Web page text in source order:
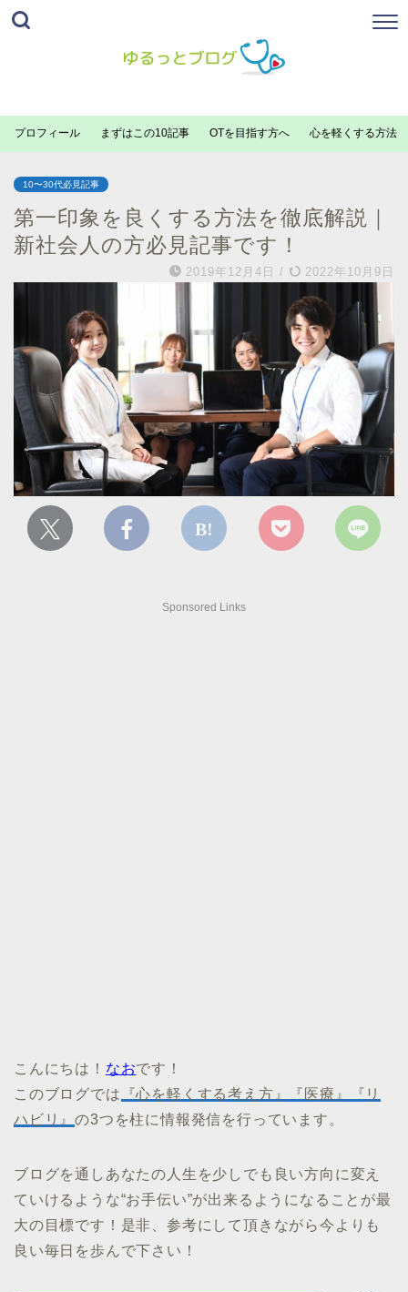
プロフィール まずはこの10記事 OTを目指す方へ 心を軽くする方法
10〜30代必見記事
第一印象を良くする方法を徹底解説｜
新社会人の方必見記事です！
2019年12月4日 / 2022年10月9日
Sponsored Links
こんにちは！ なおです！
このブログでは 『心を軽くする考え方』『医療』『リ
ハビリ』の3つを柱に情報発信を行っています。
ブログを通しあなたの人生を少しでも良い方向に変え
ていけるような“お手伝い”が出来るようになることが最
大の目標です！是非、参考にして頂きながら今よりも
良い毎日を歩んで下さい！